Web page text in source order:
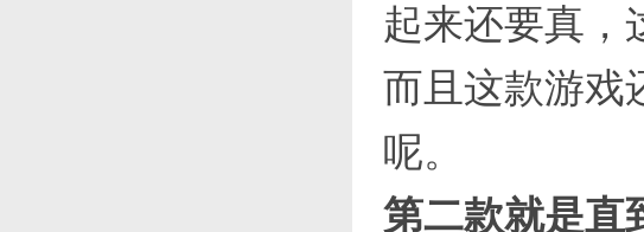
起来还要真，
而且这款游戏
呢。
第二款就是直